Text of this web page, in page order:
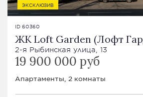
ЭКСКЛЮЗИВ
ID 60360
ЖК Loft Garden (Лофт
2-я Рыбинская улица, 13
19 900 000 руб
Апартаменты, 2 комнаты